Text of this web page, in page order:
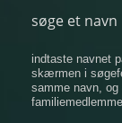
søge et navn
indtaste navnet
​​skærmen i
samme navn,